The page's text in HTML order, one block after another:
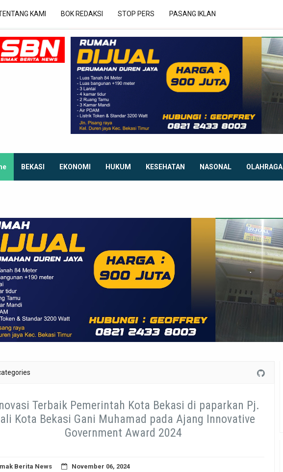
KAMI BOK REDAKSI STOP PERS PASANG IKLAN
BEKASI EKONOMI HUKUM KESEHATAN NASONAL OLAHRAGA
Terbaik Pemerintah Kota Bekasi di paparkan Pj.
Kota Bekasi Gani Muhamad pada Ajang Innovative
Government Award 2024
Berita News November 06, 2024